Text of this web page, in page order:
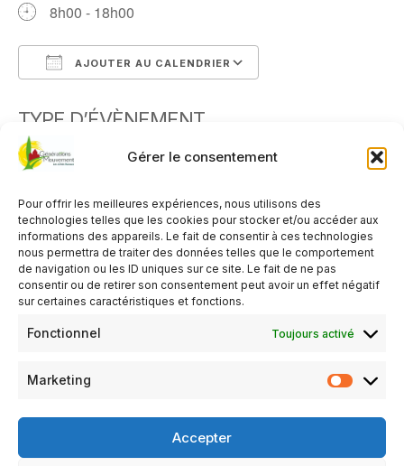
Gérer le consentement
Pour offrir les meilleures expériences, nous utilisons des
technologies telles que les cookies pour stocker et/ou accéder aux
informations des appareils. Le fait de consentir à ces technologies
nous permettra de traiter des données telles que le comportement
de navigation ou les ID uniques sur ce site. Le fait de ne pas
consentir ou de retirer son consentement peut avoir un effet négatif
sur certaines caractéristiques et fonctions.
Fonctionnel Toujours activé
Marketing
Accepter
8h00 - 18h00
AJOUTER AU CALENDRIER
TYPE D’ÉVÈNEMENT
Organisé par le Club de Tassillé
Activité gratuite pour les visiteurs
3 € le mètre pour les exposants.
Rue principale
Restauration et buvette sur place.
renseignements et inscription au 06 16 23 70 05,
par mail : generations.mouvement.tassille@gmail.com